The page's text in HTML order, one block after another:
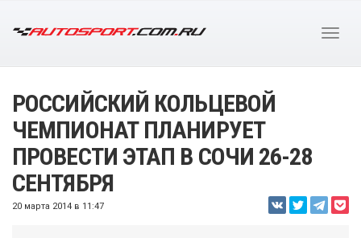
РОССИЙСКИЙ КОЛЬЦЕВОЙ
ЧЕМПИОНАТ ПЛАНИРУЕТ
ПРОВЕСТИ ЭТАП В СОЧИ 26-28
СЕНТЯБРЯ
20 марта 2014 в 11:47